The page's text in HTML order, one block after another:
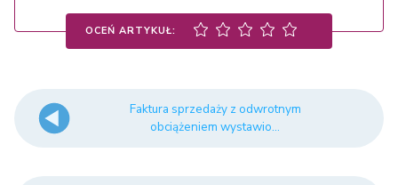
OCEŃ ARTYKUŁ:
Faktura sprzedaży z odwrotnym
obciążeniem wystawio...